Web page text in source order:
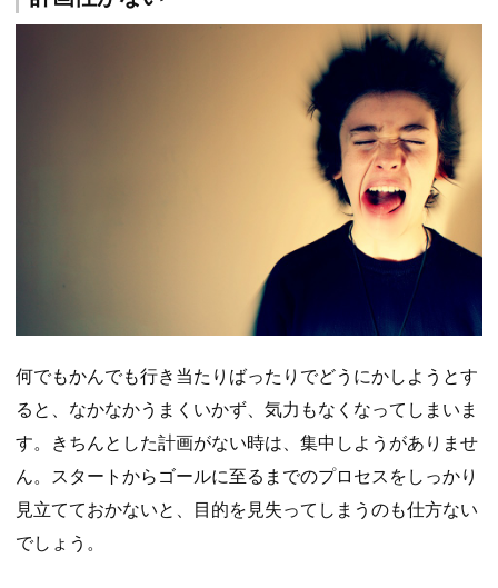
何でもかんでも行き当たりばったりでどうにかしようとす
ると、なかなかうまくいかず、気力もなくなってしまいま
す。きちんとした計画がない時は、集中しようがありませ
ん。スタートからゴールに至るまでのプロセスをしっかり
見立てておかないと、目的を見失ってしまうのも仕方ない
でしょう。